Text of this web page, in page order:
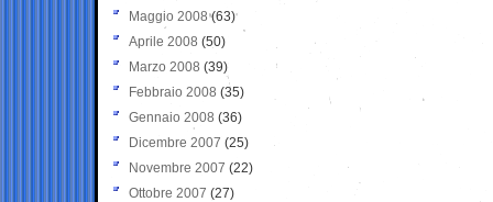
Maggio 2008(63)
Aprile 2008 (50)
Marzo 2008 (39)
Febbraio 2008 (35)
Gennaio 2008 (36)
Dicembre 2007 (25)
Novembre 2007 (22)
Ottobre 2007 (27)